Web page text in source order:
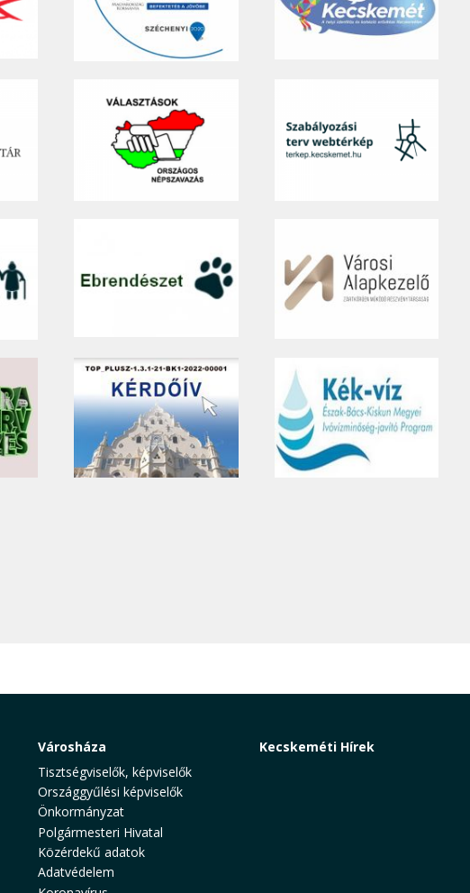
Városháza
Tisztségviselők, képviselők
Országgyűlési képviselők
Önkormányzat
Polgármesteri Hivatal
Közérdekű adatok
Adatvédelem
Kecskeméti Hírek